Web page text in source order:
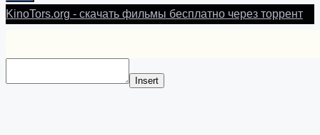
KinoTors.org - скачать фильмы бесплатно через торрент
Insert